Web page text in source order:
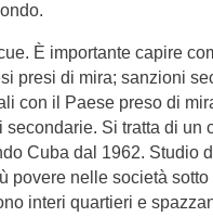
È importante capire
presi di mira; sanzioni
con il Paese preso di
Si tratta di un
Cuba dal 1962. Studio
nelle società sotto
interi quartieri e